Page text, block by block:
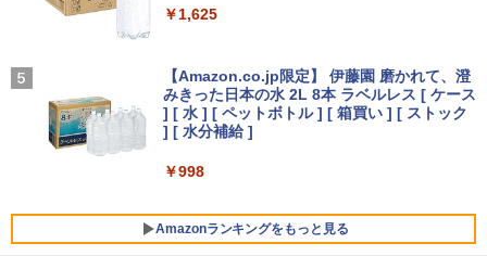
付き 防水 タッチ式音量調整 スポーツ/通勤/通
￥1,964
Xiaomi シャオミ REDMI Buds 8 Lite ワイヤ
リング ANC 36時間再生
￥250
￥1,625
【Amazon.co.jp限定】 伊藤園 磨かれて、澄
みきった日本の水 2L 8本 ラベルレス [ ケース
] [ 水 ] [ ペットボトル ] [ 箱買い ] [ ストック
] [ 水分補給 ]
￥998
Amazonランキングをもっと見る